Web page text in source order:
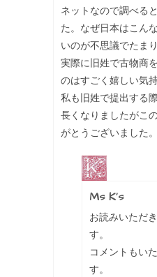
ネットなので調べる
た。なぜ日本はこん
いのが不思議でたま
実際に旧姓で古物商
のはすごく嬉しい気
私も旧姓で提出する
長くなりましたがこ
がとうございました。
Ms K's
お読みいただ
す。
コメントもい
す。